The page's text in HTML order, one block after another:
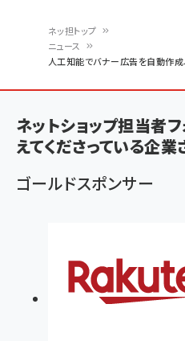
ン
く
ず
ネッ担トップ
ニュース
人工知能でバナー広告を自動作成
ネットショップ担当者
えてくださっている企業
ゴールドスポンサー